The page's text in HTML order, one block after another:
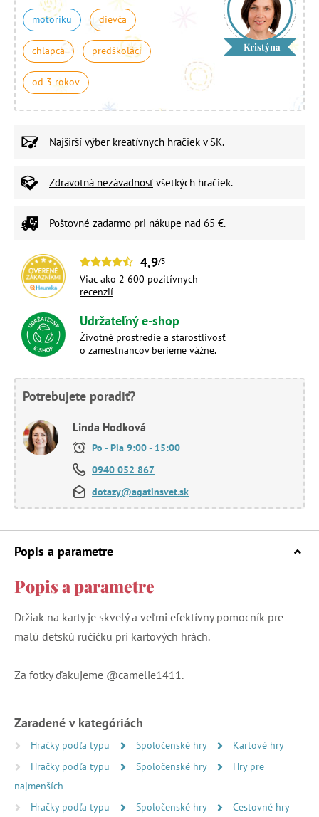
motoriku dievča
chlapca predškoláci
od 3 rokov
Kristýna
Najširší výber kreatívnych hračiek v SK.
Zdravotná nezávadnosť všetkých hračiek.
Poštovné zadarmo pri nákupe nad 65 €.
4,9/5
Viac ako 2 600 pozitívnych
recenzií
Udržateľný e-shop
Životné prostredie a starostlivosť
o zamestnancov berieme vážne.
Potrebujete poradiť?
Linda Hodková
Po - Pia 9:00 - 15:00
0940 052 867
dotazy@agatinsvet.sk
Popis a parametre
Popis a parametre
Držiak na karty je skvelý a veľmi efektívny pomocník pre
malú detskú ručičku pri kartových hrách.
Za fotky ďakujeme @camelie1411.
Zaradené v kategóriách
Hračky podľa typu Spoločenské hry
Kartové hry
Hračky podľa typu
Spoločenské hry
Hry pre
najmenších
Hračky podľa typu
Spoločenské hry Cestovné hry